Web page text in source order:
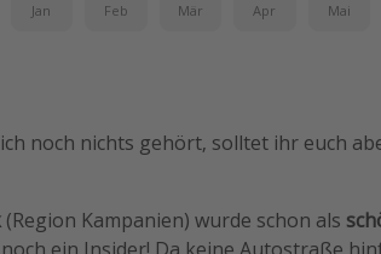
Jan Feb Mär Apr Mai
noch nichts gehört, solltet ihr euch
(Region Kampanien) wurde schon als